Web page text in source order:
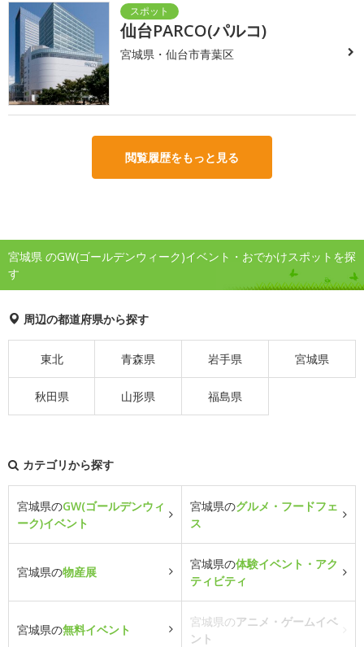
仙台PARCO(パルコ)
宮城県・仙台市青葉区
閲覧履歴をもっと見る
宮城県 のGW(ゴールデンウィーク)イベント・おでかけスポットを探
す
周辺の都道府県から探す
東北 青森県 岩手県 宮城県
秋田県 山形県 福島県
カテゴリから探す
宮城県のGW(ゴールデンウィ
ーク)イベント
宮城県のグルメ・フードフェ
ス
宮城県の物産展
宮城県の体験イベント・アク
ティビティ
宮城県の無料イベント
宮城県のアニメ・ゲームイベ
ント